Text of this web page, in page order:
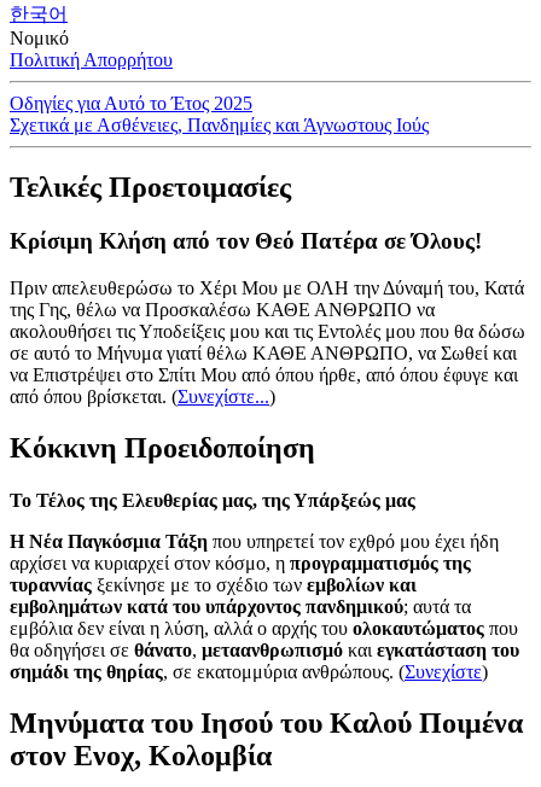
한국어
Νομικό
Πολιτική Απορρήτου
Οδηγίες για Αυτό το Έτος 2025
Σχετικά με Ασθένειες, Πανδημίες και Άγνωστους Ιούς
Τελικές Προετοιμασίες
Κρίσιμη Κλήση από τον Θεό Πατέρα σε Όλους!
Πριν απελευθερώσω το Χέρι Μου με ΟΛΗ την Δύναμή του, Κατά
της Γης, θέλω να Προσκαλέσω ΚΑΘΕ ΑΝΘΡΩΠΟ να
ακολουθήσει τις Υποδείξεις μου και τις Εντολές μου που θα δώσω
σε αυτό το Μήνυμα γιατί θέλω ΚΑΘΕ ΑΝΘΡΩΠΟ, να Σωθεί και
να Επιστρέψει στο Σπίτι Μου από όπου ήρθε, από όπου έφυγε και
από όπου βρίσκεται. (Συνεχίστε...)
Κόκκινη Προειδοποίηση
Το Τέλος της Ελευθερίας μας, της Υπάρξεώς μας
Η Νέα Παγκόσμια Τάξη που υπηρετεί τον εχθρό μου έχει ήδη
αρχίσει να κυριαρχεί στον κόσμο, η προγραμματισμός της
τυραννίας ξεκίνησε με το σχέδιο των εμβολίων και
εμβολημάτων κατά του υπάρχοντος πανδημικού; αυτά τα
εμβόλια δεν είναι η λύση, αλλά ο αρχής του ολοκαυτώματος που
θα οδηγήσει σε θάνατο, μεταανθρωπισμό και εγκατάσταση του
σημάδι της θηρίας, σε εκατομμύρια ανθρώπους. (Συνεχίστε)
Μηνύματα του Ιησού του Καλού Ποιμένα
στον Ενοχ, Κολομβία